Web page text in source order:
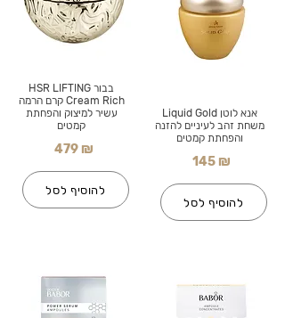
בבור HSR LIFTING
Cream Rich קרם הרמה
עשיר למיצוק והפחתת
קמטים
479 ₪
להוסיף לסל
אנא לוטן Liquid Gold
משחת זהב לעיניים להזנה
והפחתת קמטים
145 ₪
להוסיף לסל